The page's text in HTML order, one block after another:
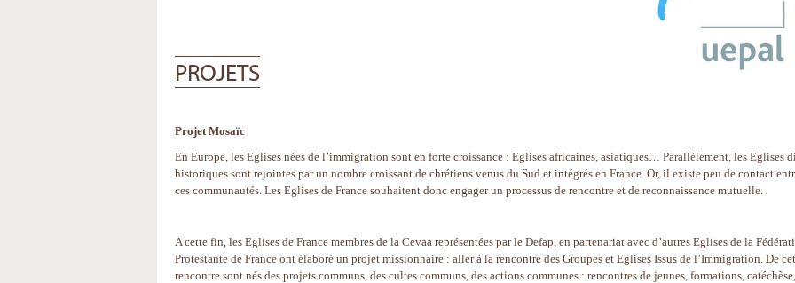
PROJETS
Projet Mosaïc
En Europe, les Eglises nées de l’immigration sont en forte croissance : Eglises africaines, asiatiques… Parallèlement, les Eglises
historiques sont rejointes par un nombre croissant de chrétiens venus du Sud et intégrés en France. Or, il existe peu de contact
ces communautés. Les Eglises de France souhaitent donc engager un processus de rencontre et de reconnaissance mutuelle.
A cette fin, les Eglises de France membres de la Cevaa représentées par le Defap, en partenariat avec d’autres Eglises de la
Protestante de France ont élaboré un projet missionnaire : aller à la rencontre des Groupes et Eglises Issus de l’Immigration. De
rencontre sont nés des projets communs, des cultes communs, des actions communes : rencontres de jeunes, formations, catéchèse,